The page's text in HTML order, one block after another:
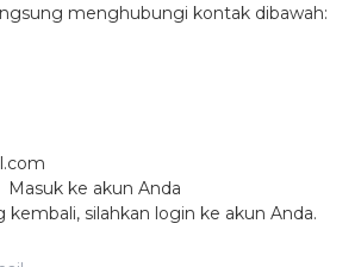
menghubungi kontak dibawah:
Masuk ke akun Anda
kembali, silahkan login ke akun Anda.